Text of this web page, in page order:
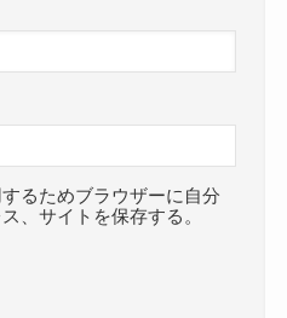
るためブラウザーに自分
、サイトを保存する。